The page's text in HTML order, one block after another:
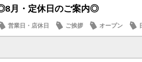
月・定休日のご案内◎
営業日・店休日 ご挨拶 オープン